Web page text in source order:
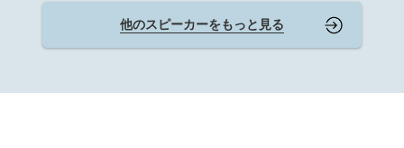
他のスピーカーをもっと見る